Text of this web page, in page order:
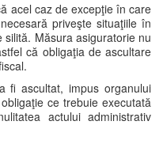
acel caz de excepţie în care
priveşte situaţiile în
Măsura asiguratorie nu
că obligaţia de ascultare
fi ascultat, impus organului
ce trebuie executată
actului administrativ